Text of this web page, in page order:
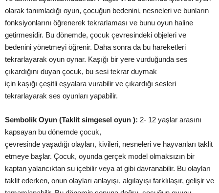
olarak tanımladığı oyun, çocuğun bedenini, nesneleri ve bunların
fonksiyonlarını öğrenerek tekrarlaması ve bunu oyun haline
getirmesidir. Bu dönemde, çocuk çevresindeki objeleri ve
bedenini yönetmeyi öğrenir. Daha sonra da bu hareketleri
tekrarlayarak oyun oynar. Kaşığı bir yere vurduğunda ses
çıkardığını duyan çocuk, bu sesi tekrar duymak
için kaşığı çeşitli eşyalara vurabilir ve çıkardığı sesleri
tekrarlayarak ses oyunları yapabilir.
Sembolik Oyun (Taklit simgesel oyun ): 2- 12 yaşlar arasını
kapsayan bu dönemde çocuk,
çevresinde yaşadığı olayları, kivileri, nesneleri ve hayvanları taklit
etmeye başlar. Çocuk, oyunda gerçek model olmaksızın bir
kaptan yalancıktan su içebilir veya at gibi davranabilir. Bu olayları
taklit ederken, onun olayları anlayışı, algılayışı farklılaşır, gelişir ve